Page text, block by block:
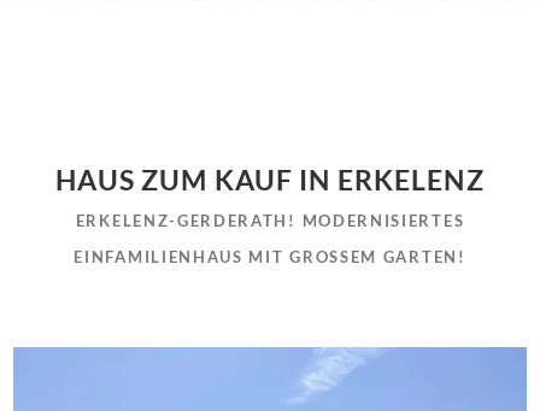
HAUS ZUM KAUF IN ERKELENZ
ERKELENZ-GERDERATH! MODERNISIERTES
EINFAMILIENHAUS MIT GROSSEM GARTEN!